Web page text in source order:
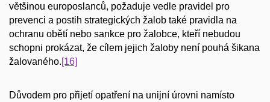
většinou europoslanců, požaduje vedle pravidel pro
prevenci a postih strategických žalob také pravidla na
ochranu obětí nebo sankce pro žalobce, kteří nebudou
schopni prokázat, že cílem jejich žaloby není pouhá šikana
žalovaného.[16]
Důvodem pro přijetí opatření na unijní úrovni namísto